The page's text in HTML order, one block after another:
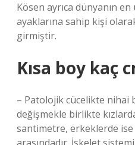
Kösen ayrıca dünyanın
ayaklarına sahip kişi
girmiştir.
Kısa boy kaç
– Patolojik cücelikte nihai
değişmekle birlikte
santimetre, erkeklerde